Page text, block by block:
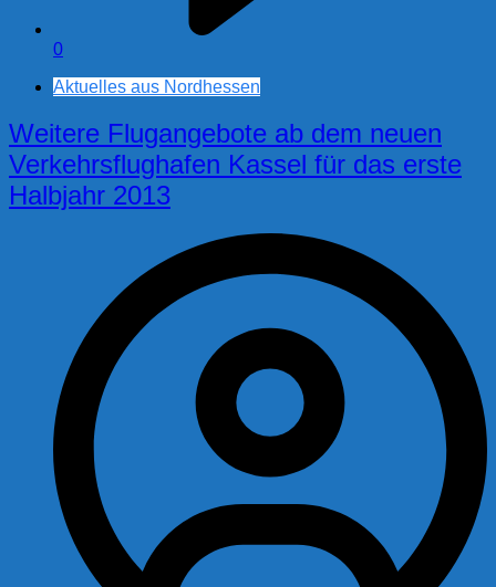
0
Aktuelles aus Nordhessen
Weitere Flugangebote ab dem neuen
Verkehrsflughafen Kassel für das erste
Halbjahr 2013